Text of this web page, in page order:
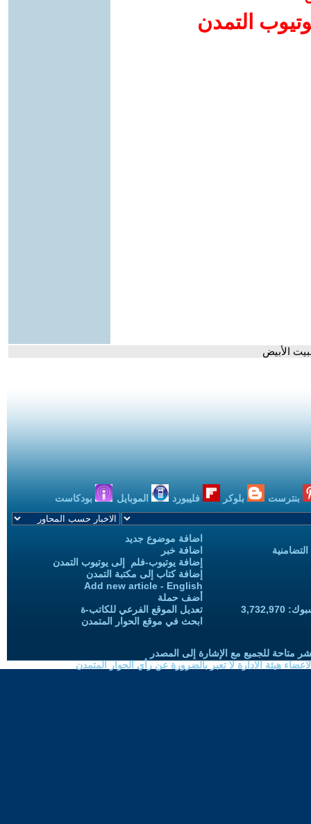
التمدن
الأبيض
بنترست بلوكر فليبورد الموبايل بودكاست
اضافة موضوع جديد
اضافة خبر
إضافة يوتيوب-فلم إلى يوتيوب التمدن
إضافة كتاب إلى مكتبة التمدن
Add new article - English
أضف حملة
تعديل الموقع الفرعي للكاتب-ة
ابحث في موقع الحوار المتمدن
متاحة للجميع مع الإشارة إلى المصدر
هيئة الادارة لا تعبر بالضرورة عن رأي الحوار المتمدن